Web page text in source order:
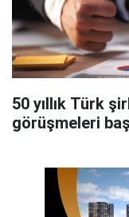
50 yıllık Türk
görüşmeleri